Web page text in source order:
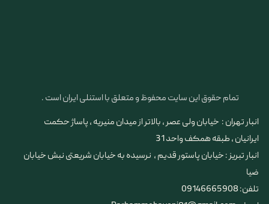
تمام حقوق این سایت محفوظ و متعلق با استنلی ایران است .
انبار تهران : خیابان ولی عصر ، بالاتر از میدان منیریه ، پاساژ حکمت
ایرانیان ، طبقه همکف واحد 31
​​​​​​​انبار تبریز : خیابان پاستور قدیم ، نرسیده به خیابان شریعتی نبش خیابان
ضیا
تلفن: 09146665908